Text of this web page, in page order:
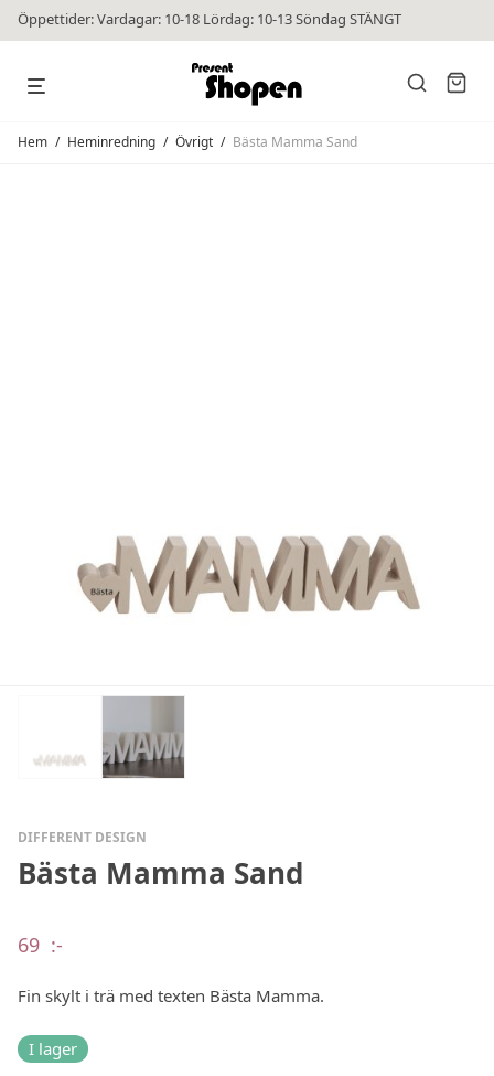
Öppettider: Vardagar: 10-18 Lördag: 10-13 Söndag STÄNGT
Hem / Heminredning / Övrigt / Bästa Mamma Sand
DIFFERENT DESIGN
Bästa Mamma Sand
69 :-
Fin skylt i trä med texten Bästa Mamma.
I lager